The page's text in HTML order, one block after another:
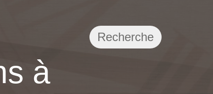
Recherche
à